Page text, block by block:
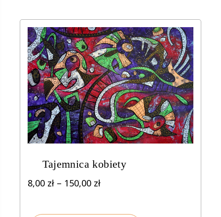
Tajemnica kobiety
8,00 zł – 150,00 złZakres